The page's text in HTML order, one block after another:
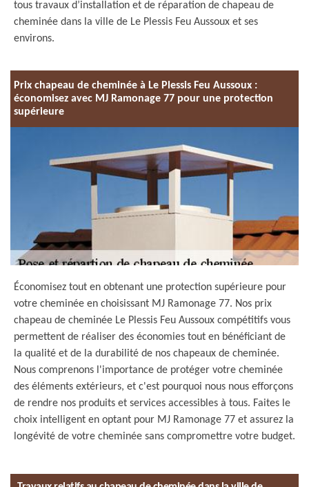
tous travaux d’installation et de réparation de chapeau de
cheminée dans la ville de Le Plessis Feu Aussoux et ses
environs.
Prix chapeau de cheminée à Le Plessis Feu Aussoux :
économisez avec MJ Ramonage 77 pour une protection
supérieure
Économisez tout en obtenant une protection supérieure pour
votre cheminée en choisissant MJ Ramonage 77. Nos prix
chapeau de cheminée Le Plessis Feu Aussoux compétitifs vous
permettent de réaliser des économies tout en bénéficiant de
la qualité et de la durabilité de nos chapeaux de cheminée.
Nous comprenons l'importance de protéger votre cheminée
des éléments extérieurs, et c'est pourquoi nous nous efforçons
de rendre nos produits et services accessibles à tous. Faites le
choix intelligent en optant pour MJ Ramonage 77 et assurez la
longévité de votre cheminée sans compromettre votre budget.